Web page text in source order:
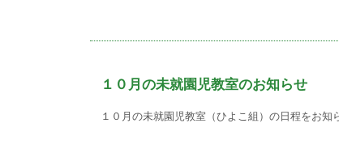
１０月の未就園児教室のお知らせ
１０月の未就園児教室（ひよこ組）の日程をお知